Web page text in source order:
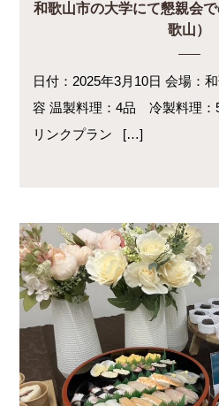
和歌山市の大学にて懇親会
歌山）
日付：2025年3月10日 会場：
容 温製料理：4品 冷製料理：
リンクプラン […]